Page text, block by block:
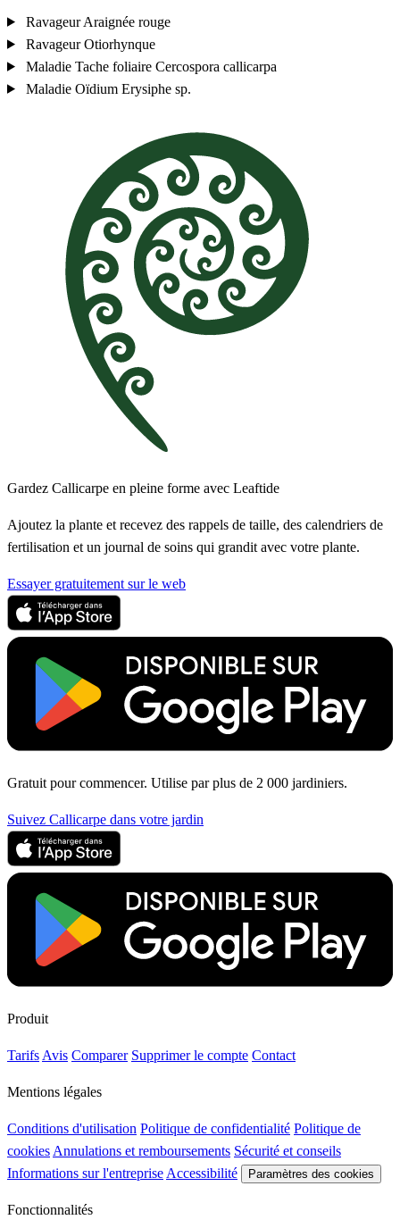
RavageurAraignée rouge
RavageurOtiorhynque
Maladie Tache foliaire Cercospora callicarpa
Maladie Oïdium Erysiphe sp.
Gardez Callicarpe en pleine forme avec Leaftide
Ajoutez la plante et recevez des rappels de taille, des calendriers de
fertilisation et un journal de soins qui grandit avec votre plante.
Essayer gratuitement sur le web
Gratuit pour commencer. Utilise par plus de 2 000 jardiniers.
Suivez Callicarpe dans votre jardin
Produit
Tarifs Avis Comparer Supprimer le compte Contact
Mentions légales
Conditions d'utilisation Politique de confidentialité Politique de
cookies Annulations et remboursements Sécurité et conseils
Informations sur l'entreprise Accessibilité Paramètres des cookies
Fonctionnalités